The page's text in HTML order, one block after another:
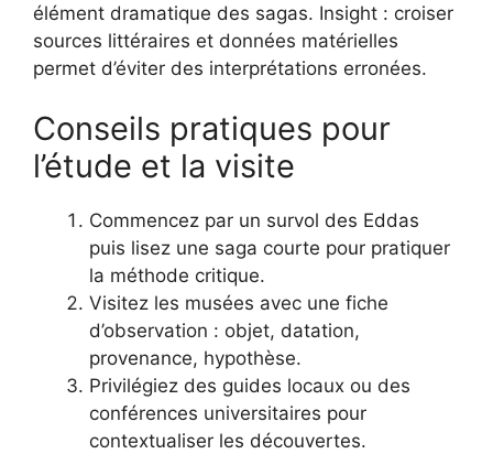
élément dramatique des sagas. Insight : croiser
sources littéraires et données matérielles
permet d’éviter des interprétations erronées.
Conseils pratiques pour
l’étude et la visite
Commencez par un survol des Eddas
puis lisez une saga courte pour pratiquer
la méthode critique.
Visitez les musées avec une fiche
d’observation : objet, datation,
provenance, hypothèse.
Privilégiez des guides locaux ou des
conférences universitaires pour
contextualiser les découvertes.